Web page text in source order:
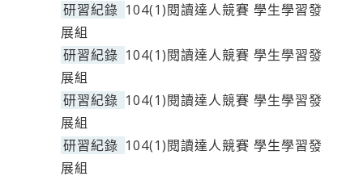
研習紀錄 104(1)閱讀達人競賽 學生學習發
展組
研習紀錄 104(1)閱讀達人競賽 學生學習發
展組
研習紀錄 104(1)閱讀達人競賽 學生學習發
展組
研習紀錄 104(1)閱讀達人競賽 學生學習發
展組